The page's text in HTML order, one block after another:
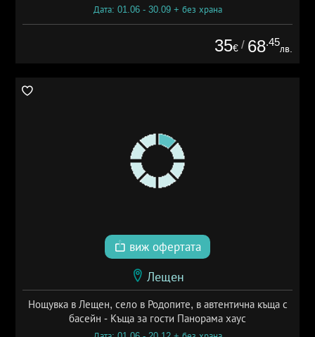
Дата: 01.06 - 30.09 + без храна
35€ / 68.45
лв.
виж офертата
Лещен
Нощувка в Лещен, село в Родопите, в автентична къща с
басейн - Къща за гости Панорама хаус